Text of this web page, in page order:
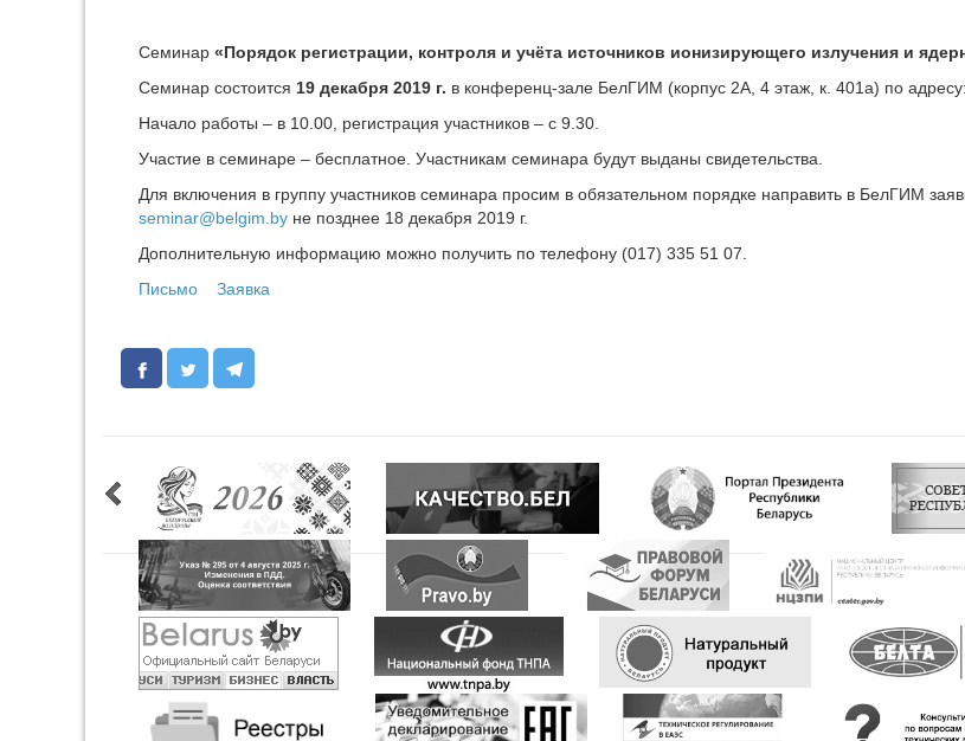
Cеминар «Порядок регистрации, контроля и учёта источников ионизирующего излучения и
Семинар состоится 19 декабря 2019 г. в конференц-зале БелГИМ (корпус 2А, 4 этаж, к. 401а) по адресу:
Начало работы – в 10.00, регистрация участников – с 9.30.
Участие в семинаре – бесплатное. Участникам семинара будут выданы свидетельства.
Для включения в группу участников семинара просим в обязательном порядке направить в БелГИМ
seminar@belgim.by не позднее 18 декабря 2019 г.
Дополнительную информацию можно получить по телефону (017) 335 51 07.
Письмо
Заявка